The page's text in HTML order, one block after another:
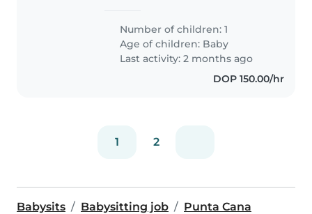
Number of children: 1
Age of children: Baby
Last activity: 2 months ago
DOP 150.00/hr
1 2
Babysits Babysitting job Punta Cana